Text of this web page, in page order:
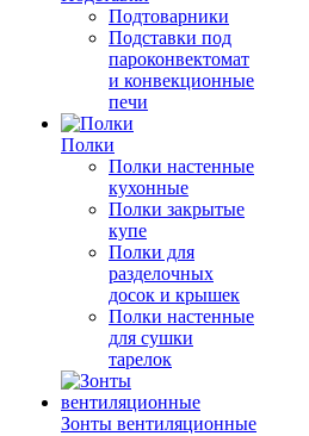
Подтоварники
Подставки под
пароконвектомат
и конвекционные
печи
Полки
Полки настенные
кухонные
Полки закрытые
купе
Полки для
разделочных
досок и крышек
Полки настенные
для сушки
тарелок
Зонты вентиляционные